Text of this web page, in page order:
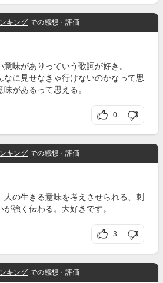
キング での感想・評価
味がありっていう歌詞が好き。
なに見せなきゃ行けないのかなって思
があるって思える。
0
キング での感想・評価
人の生きる意味を考えさせられる、刺
強く伝わる。大好きです。
3
キング での感想・評価